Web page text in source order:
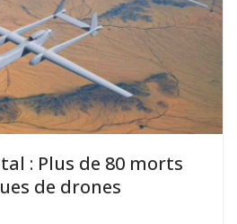
: Plus de 80 morts
de drones